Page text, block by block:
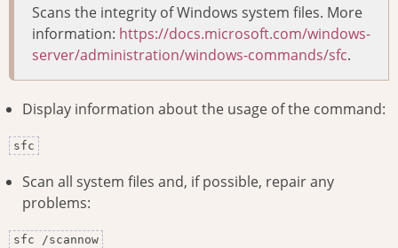
Scans the integrity of Windows system files. More
information: https://docs.microsoft.com/windows-
server/administration/windows-commands/sfc.
Display information about the usage of the command:
sfc
Scan all system files and, if possible, repair any
problems:
sfc /scannow